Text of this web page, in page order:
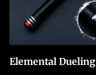
Elemental Dueling